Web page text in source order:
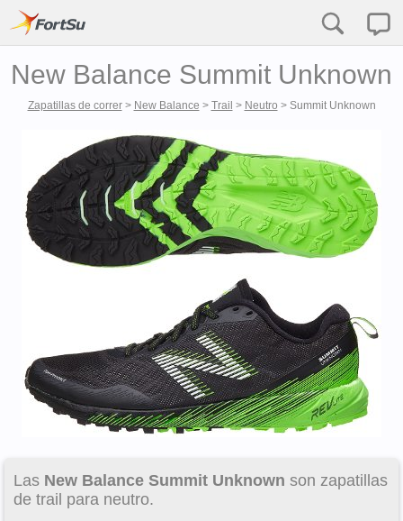
New Balance Summit Unknown
Zapatillas de correr> New Balance > Trail > Neutro > Summit Unknown
Las New Balance Summit Unknown son zapatillas
de trail para neutro.